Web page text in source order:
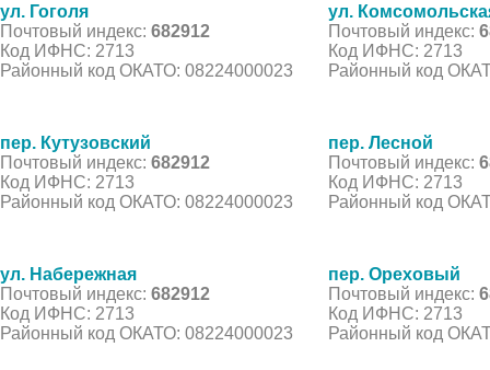
ул. Гоголя
Почтовый индекс: 682912
Код ИФНС: 2713
Районный код ОКАТО: 08224000023
ул.
Почтовый индекс:
Код ИФНС: 2713
Районный код
пер. Кутузовский
Почтовый индекс: 682912
Код ИФНС: 2713
Районный код ОКАТО: 08224000023
пер. Лесной
Почтовый индекс:
Код ИФНС: 2713
Районный код
ул. Набережная
Почтовый индекс: 682912
Код ИФНС: 2713
Районный код ОКАТО: 08224000023
пер. Ореховый
Почтовый индекс:
Код ИФНС: 2713
Районный код